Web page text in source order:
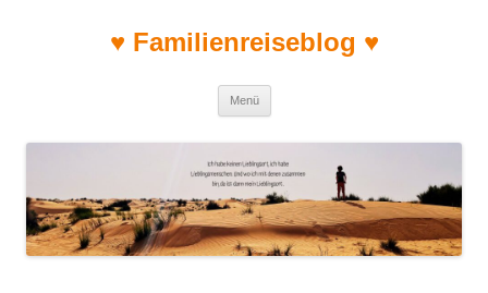
♥ Familienreiseblog ♥
Menü